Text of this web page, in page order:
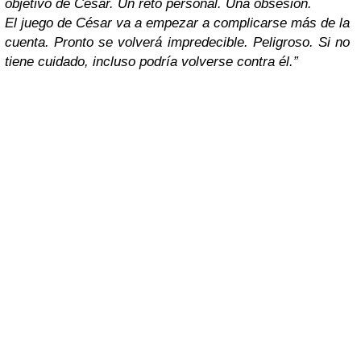
objetivo de César. Un reto personal. Una obsesión.
El juego de César va a empezar a complicarse más de la
cuenta. Pronto se volverá impredecible. Peligroso. Si no
tiene cuidado, incluso podría volverse contra él.”